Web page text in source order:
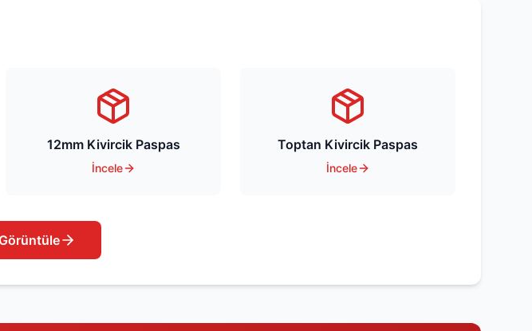
12mm Kivircik Paspas
İncele
Toptan Kivircik Paspas
İncele